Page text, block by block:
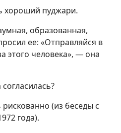
хороший пуджари.
образованная,
ее: «Отправляйся в
этого человека», — она
(из беседы с
года).